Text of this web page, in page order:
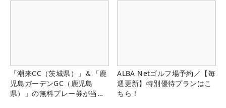
「潮来CC（茨城県）」＆「鹿
児島ガーデンGC（鹿児島
県）」の無料プレー券が当た
ALBA Netゴルフ場予約／【毎
週更新】特別優待プランはこ
ちら！